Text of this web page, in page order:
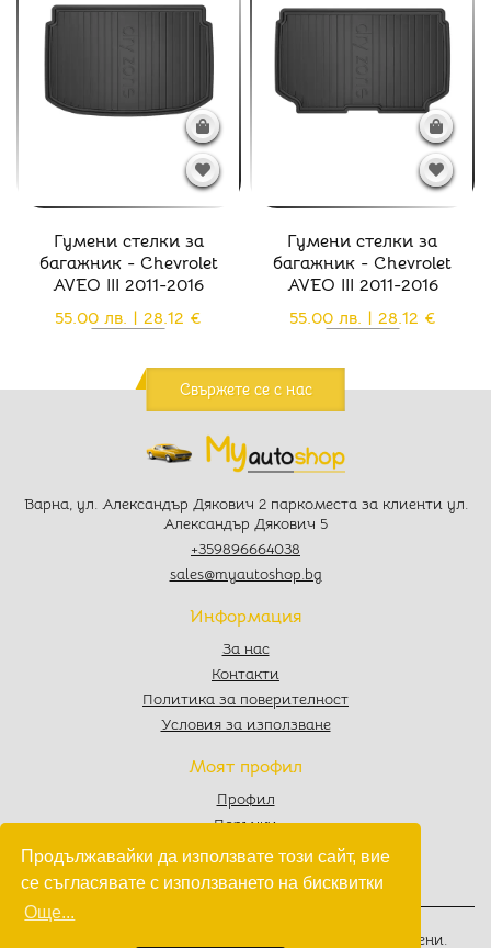
Продължавайки да използвате този сайт, вие
се съгласявате с използването на бисквитки
Още...
Гумени стелки за
багажник - Chevrolet
AVEO III 2011-2016
55.00 лв. | 28.12 €
Гумени стелки за
багажник - Chevrolet
AVEO III 2011-2016
55.00 лв. | 28.12 €
Свържете се с нас
Варна, ул. Александър Дякович 2 паркоместа за клиенти ул.
Александър Дякович 5
+359896664038
sales@myautoshop.bg
Информация
За нас
Контакти
Политика за поверителност
Условия за използване
Моят профил
Профил
Поръчки
Любими
Количка
. Всички права запазени.